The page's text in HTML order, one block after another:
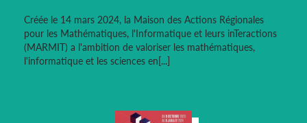
Créée le 14 mars 2024, la Maison des Actions Régionales
pour les Mathématiques, l'Informatique et leurs inTeractions
(MARMIT) a l'ambition de valoriser les mathématiques,
l'informatique et les sciences en[...]